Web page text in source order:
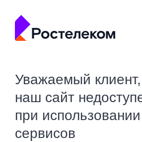
Уважаемый клиент,
наш сайт
при
сервисов